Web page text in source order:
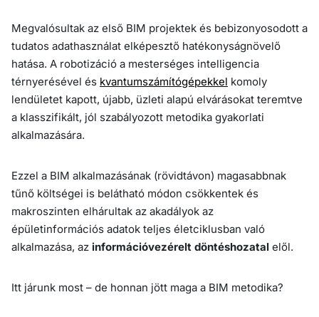
Megvalósultak az első BIM projektek és bebizonyosodott a
tudatos adathasználat elképesztő hatékonyságnövelő
hatása. A robotizáció a mesterséges intelligencia
térnyerésével és kvantumszámítógépekkel komoly
lendületet kapott, újabb, üzleti alapú elvárásokat teremtve
a klasszifikált, jól szabályozott metodika gyakorlati
alkalmazására.
Ezzel a BIM alkalmazásának (rövidtávon) magasabbnak
tűnő költségei is belátható módon csökkentek és
makroszinten elhárultak az akadályok az
épületinformációs adatok teljes életciklusban való
alkalmazása, az információvezérelt döntéshozatal elől.
Itt járunk most – de honnan jött maga a BIM metodika?